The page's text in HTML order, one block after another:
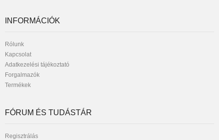
INFORMÁCIÓK
Rólunk
Kapcsolat
Adatkezelési tájékoztató
Forgalmazók
Termékek
FÓRUM ÉS TUDÁSTÁR
Regisztrálás